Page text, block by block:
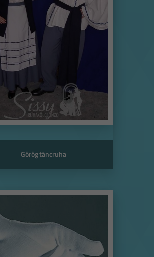
Görög táncruha